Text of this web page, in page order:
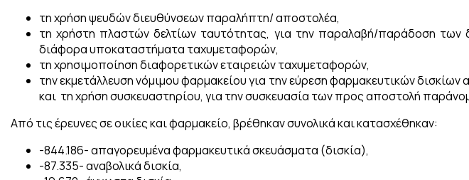
τη χρήση ψευδών διευθύνσεων παραλήπτη/ αποστολέα,
τη χρήστη πλαστών δελτίων ταυτότητας, για την παραλαβή/παράδοση των
διάφορα υποκαταστήματα ταχυμεταφορών,
τη χρησιμοποίηση διαφορετικών εταιρειών ταχυμεταφορών,
την εκμετάλλευση νόμιμου φαρμακείου για την εύρεση φαρμακευτικών δισκίων
και τη χρήση συσκευαστηρίου, για την συσκευασία των προς αποστολή
Από τις έρευνες σε οικίες και φαρμακείο, βρέθηκαν συνολικά και κατασχέθηκαν:
-844.186- απαγορευμένα φαρμακευτικά σκευάσματα (δισκία),
-87.335- αναβολικά δισκία,